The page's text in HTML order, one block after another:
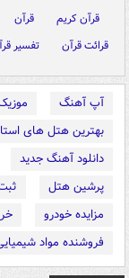
قرآن کریم قرآن
قرائت قرآن
تفسیر
آپ آهنگ
بهترین هتل های
دانلود آهنگ جدید
پرشین هتل
مزایده خودرو
فروشنده مواد